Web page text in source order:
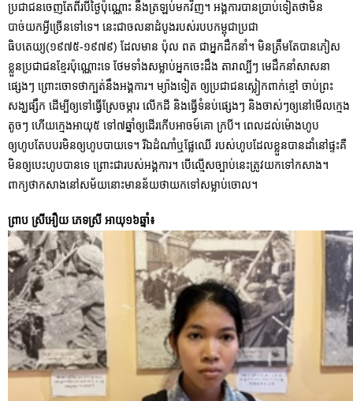
ប្រជាជនចេញតែពីរបីថ្ងៃប៉ុណ្ណោះ នឹងត្រឡប់មកវិញ។ អង្គការបានប្រាប់ទៀតថាមិន
បាច់យកអ្វីច្រើនទៅទេ។ នេះជាចលនាដំបូងរបស់របបកម្ពុជាប្រជា
ធិបតេយ្យ(១៩៧៥-១៩៧៩) ដែលមាន ប៉ុល ពត​ ជាអ្នកដឹកនាំ។ មិនត្រឹមតែបានភៀស
ខ្លួនប្រជាជនខ្មែរប៉ុណ្ណោះទេ ថែមទាំងសម្លាប់អ្នកចេះដឹង តារាល្បីៗ មេដឹកនាំសាសនា
ផ្សេងៗ ព្រោះចោទថាក្បត់នឹងអង្គការ។ ម្យ៉ាងទៀត ឲ្យប្រជាជនស្លៀកពាក់ខ្មៅ ចាប់ព្រះ
សង្ឃផ្សឹក ដើម្បីឲ្យទៅធ្វើស្រែចម្ការ លើកដី និងធ្វើទំនប់ផ្សេងៗ និងចាស់ៗឲ្យនៅមើលក្មេង
តូចៗ ហើយក្មេងអាយុ៥ ទៅ៧ឆ្នាំឲ្យដើរកើបអាចម៍គោ ក្របី។ ពេលដល់ម៉ោងហូប
ឲ្យហូបតែបបរមិនឲ្យហូបបាយទេ។ រីឯដំណាំឬផ្លែឈើ របស់ហូបដែលខ្លួនបានដាំនៅផ្ទះគឺ
មិនឲ្យបេះហូបបានទេ ព្រោះជារបស់អង្គការ។ បើល្មើសច្បាប់នេះត្រូវយកទៅកសាង។
ពាក្យថាកសាងនៅសម័យនោះមានន័យថាយកទៅសម្លាប់ចោល។
ព្រាប ស្រីអឿយ ភេទស្រី អាយុ១៦ឆ្នាំ៖